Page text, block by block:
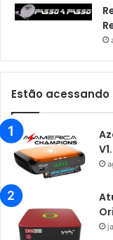
Estão acessando